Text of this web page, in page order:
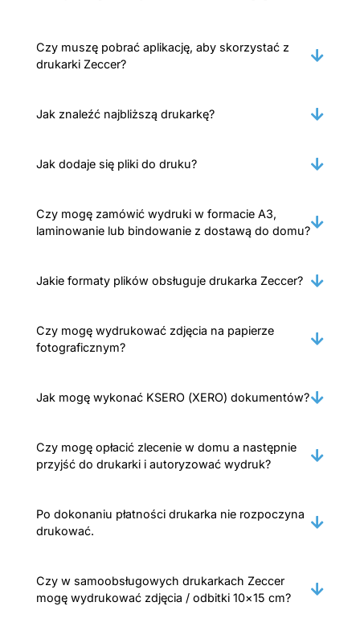
Czy muszę pobrać aplikację, aby skorzystać z
drukarki Zeccer?
Jak znaleźć najbliższą drukarkę?
Jak dodaje się pliki do druku?
Czy mogę zamówić wydruki w formacie A3,
laminowanie lub bindowanie z dostawą do domu?
Jakie formaty plików obsługuje drukarka Zeccer?
Czy mogę wydrukować zdjęcia na papierze
fotograficznym?
Jak mogę wykonać KSERO (XERO) dokumentów?
Czy mogę opłacić zlecenie w domu a następnie
przyjść do drukarki i autoryzować wydruk?
Po dokonaniu płatności drukarka nie rozpoczyna
drukować.
Czy w samoobsługowych drukarkach Zeccer
mogę wydrukować zdjęcia / odbitki 10×15 cm?